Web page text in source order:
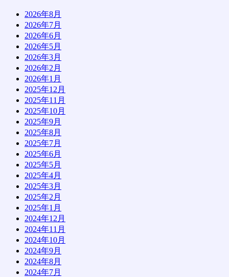
2026年8月
2026年7月
2026年6月
2026年5月
2026年3月
2026年2月
2026年1月
2025年12月
2025年11月
2025年10月
2025年9月
2025年8月
2025年7月
2025年6月
2025年5月
2025年4月
2025年3月
2025年2月
2025年1月
2024年12月
2024年11月
2024年10月
2024年9月
2024年8月
2024年7月